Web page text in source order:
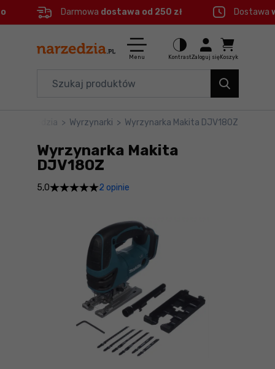
Menu główne
Informacje o produkcie
Szczegółowe informacje
Stopka
Mapa strony
Darmowa dostawa od 250 zł Dostawa
Menu KontrastZaloguj się Koszyk
Elektronarzędzia
Akcesoria
BHP
> Wyrzynarki > Wyrzynarka Makita DJV180Z
Wyrzynarka Makita
DJV180Z
5,0 2 opinie